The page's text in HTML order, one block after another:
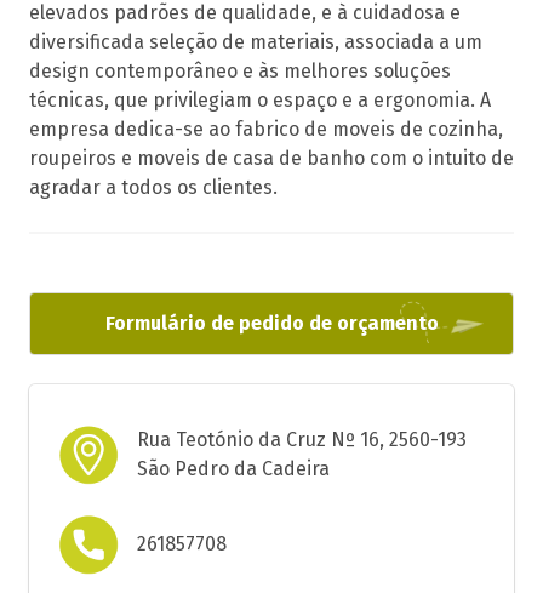
elevados padrões de qualidade, e à cuidadosa e
diversificada seleção de materiais, associada a um
design contemporâneo e às melhores soluções
técnicas, que privilegiam o espaço e a ergonomia. A
empresa dedica-se ao fabrico de moveis de cozinha,
roupeiros e moveis de casa de banho com o intuito de
agradar a todos os clientes.
Formulário de pedido de orçamento
Rua Teotónio da Cruz Nº 16, 2560-193
São Pedro da Cadeira
261857708